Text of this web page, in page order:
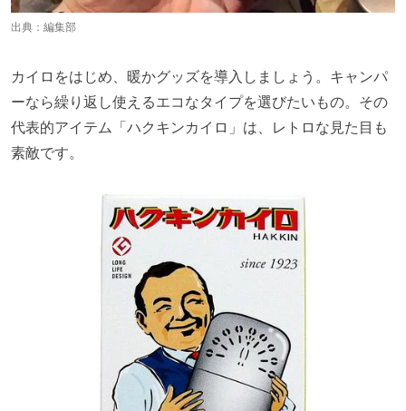
出典：編集部
カイロをはじめ、暖かグッズを導入しましょう。キャンパ
ーなら繰り返し使えるエコなタイプを選びたいもの。その
代表的アイテム「ハクキンカイロ」は、レトロな見た目も
素敵です。